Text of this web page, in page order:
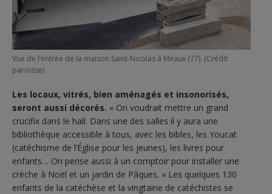
Vue de l’entrée de la maison Saint-Nicolas à Meaux (77). (Crédit
paroisse)
Les locaux, vitrés, bien aménagés et insonorisés,
seront aussi décorés. « On voudrait mettre un grand
crucifix dans le hall. Dans une des salles il y aura une
bibliothèque accessible à tous, avec les bibles, les Youcat
(catéchisme de l’Église pour les jeunes), les livres pour
enfants… On pense aussi à un comptoir pour installer une
crèche à Noël et un jardin de Pâques. » Les quelques 130
enfants de la catéchèse et la vingtaine de catéchistes se